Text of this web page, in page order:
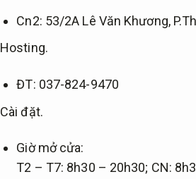
Cn2: 53/2A Lê Văn Khương,
Hosting.
ĐT: 037-824-9470
Cài đặt.
Giờ mở cửa:
T2 – T7: 8h30 – 20h30; CN: